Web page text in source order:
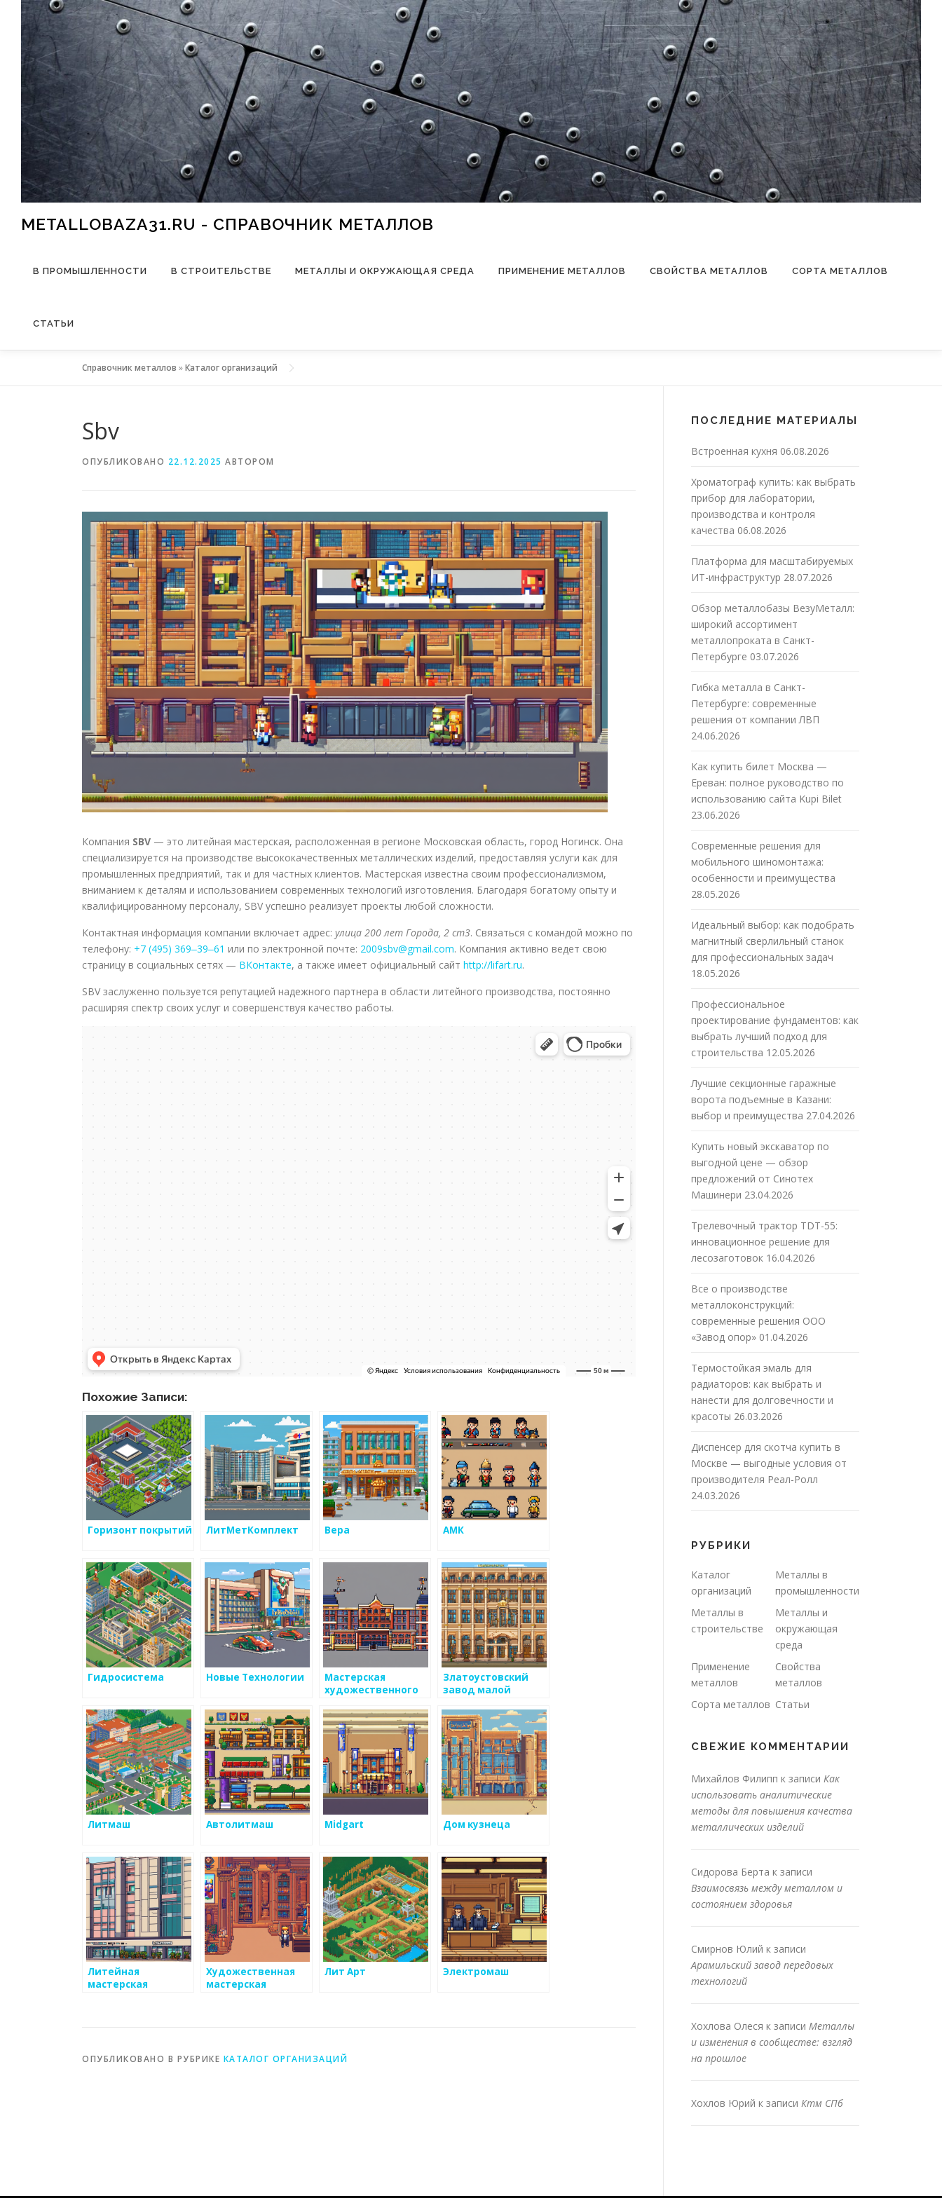
Перейти к содержимому
METALLOBAZA31.RU - СПРАВОЧНИК МЕТАЛЛОВ
В ПРОМЫШЛЕННОСТИ В СТРОИТЕЛЬСТВЕ МЕТАЛЛЫ И ОКРУЖАЮЩАЯ СРЕДА ПРИМЕНЕНИЕ МЕТАЛЛОВ СВОЙСТВА МЕТАЛЛОВ СОРТА МЕТАЛЛОВ
СТАТЬИ
Справочник металлов »Каталог организаций
Sbv
ОПУБЛИКОВАНО 22.12.2025 АВТОРОМ
Компания SBV — это литейная мастерская, расположенная в регионе Московская область, город Ногинск. Она
специализируется на производстве высококачественных металлических изделий, предоставляя услуги как для
промышленных предприятий, так и для частных клиентов. Мастерская известна своим профессионализмом,
вниманием к деталям и использованием современных технологий изготовления. Благодаря богатому опыту и
квалифицированному персоналу, SBV успешно реализует проекты любой сложности.
Контактная информация компании включает адрес: улица 200 лет Города, 2 ст3. Связаться с командой можно по
телефону: +7 (495) 369‒39‒61 или по электронной почте: 2009sbv@gmail.com. Компания активно ведет свою
страницу в социальных сетях — ВКонтакте, а также имеет официальный сайт http://lifart.ru.
SBV заслуженно пользуется репутацией надежного партнера в области литейного производства, постоянно
расширяя спектр своих услуг и совершенствуя качество работы.
Похожие Записи:
Горизонт покрытий ЛитМетКомплект Вера АМК
Гидросистема Новые Технологии
Мастерская
художественного
Златоустовский
завод малой
Литмаш Автолитмаш Midgart Дом кузнеца
Литейная
мастерская
Художественная
мастерская
Лит Арт Электромаш
ОПУБЛИКОВАНО В РУБРИКЕ КАТАЛОГ ОРГАНИЗАЦИЙ
ПОСЛЕДНИЕ МАТЕРИАЛЫ
Встроенная кухня 06.08.2026
Хроматограф купить: как выбрать
прибор для лаборатории,
производства и контроля
качества 06.08.2026
Платформа для масштабируемых
ИТ-инфраструктур 28.07.2026
Обзор металлобазы ВезуМеталл:
широкий ассортимент
металлопроката в Санкт-
Петербурге 03.07.2026
Гибка металла в Санкт-
Петербурге: современные
решения от компании ЛВП
24.06.2026
Как купить билет Москва —
Ереван: полное руководство по
использованию сайта Kupi Bilet
23.06.2026
Современные решения для
мобильного шиномонтажа:
особенности и преимущества
28.05.2026
Идеальный выбор: как подобрать
магнитный сверлильный станок
для профессиональных задач
18.05.2026
Профессиональное
проектирование фундаментов: как
выбрать лучший подход для
строительства 12.05.2026
Лучшие секционные гаражные
ворота подъемные в Казани:
выбор и преимущества 27.04.2026
Купить новый экскаватор по
выгодной цене — обзор
предложений от Синотех
Машинери 23.04.2026
Трелевочный трактор TDT-55:
инновационное решение для
лесозаготовок 16.04.2026
Все о производстве
металлоконструкций:
современные решения ООО
«Завод опор» 01.04.2026
Термостойкая эмаль для
радиаторов: как выбрать и
нанести для долговечности и
красоты 26.03.2026
Диспенсер для скотча купить в
Москве — выгодные условия от
производителя Реал-Ролл
24.03.2026
РУБРИКИ
Каталог
организаций
Металлы в
промышленности
Металлы в
строительстве
Металлы и
окружающая
среда
Применение
металлов
Свойства
металлов
Сорта металлов Статьи
СВЕЖИЕ КОММЕНТАРИИ
Михайлов Филипп к записи Как
использовать аналитические
методы для повышения качества
металлических изделий
Сидорова Берта к записи
Взаимосвязь между металлом и
состоянием здоровья
Смирнов Юлий к записи
Арамильский завод передовых
технологий
Хохлова Олеся к записи Металлы
и изменения в сообществе: взгляд
на прошлое
Хохлов Юрий к записи Ктм СПб